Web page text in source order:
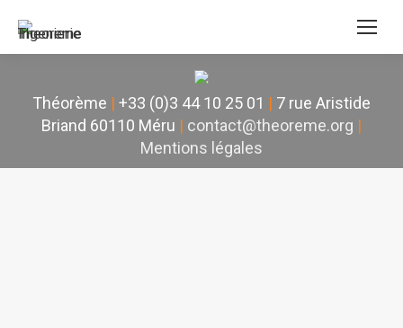
Théorème | +33 (0)3 44 10 25 01 | 7 rue Aristide
Briand 60110 Méru | contact@theoreme.org |
Mentions légales